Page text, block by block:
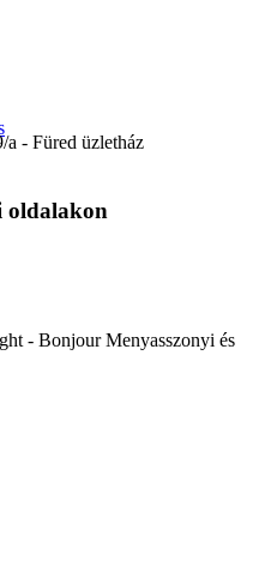
a - Füred üzletház
oldalakon
- Bonjour Menyasszonyi és